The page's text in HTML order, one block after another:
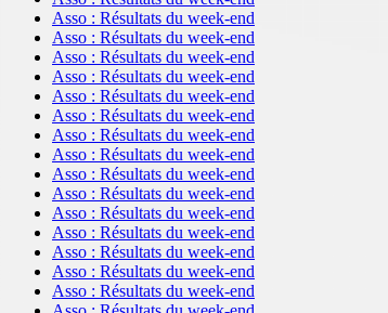
Asso : Résultats du week-end
Asso : Résultats du week-end
Asso : Résultats du week-end
Asso : Résultats du week-end
Asso : Résultats du week-end
Asso : Résultats du week-end
Asso : Résultats du week-end
Asso : Résultats du week-end
Asso : Résultats du week-end
Asso : Résultats du week-end
Asso : Résultats du week-end
Asso : Résultats du week-end
Asso : Résultats du week-end
Asso : Résultats du week-end
Asso : Résultats du week-end